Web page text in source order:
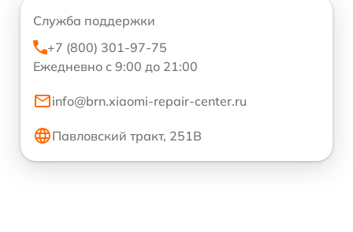
Служба поддержки
+7 (800) 301-97-75
Ежедневно с 9:00 до 21:00
info@brn.xiaomi-repair-center.ru
Павловский тракт, 251В